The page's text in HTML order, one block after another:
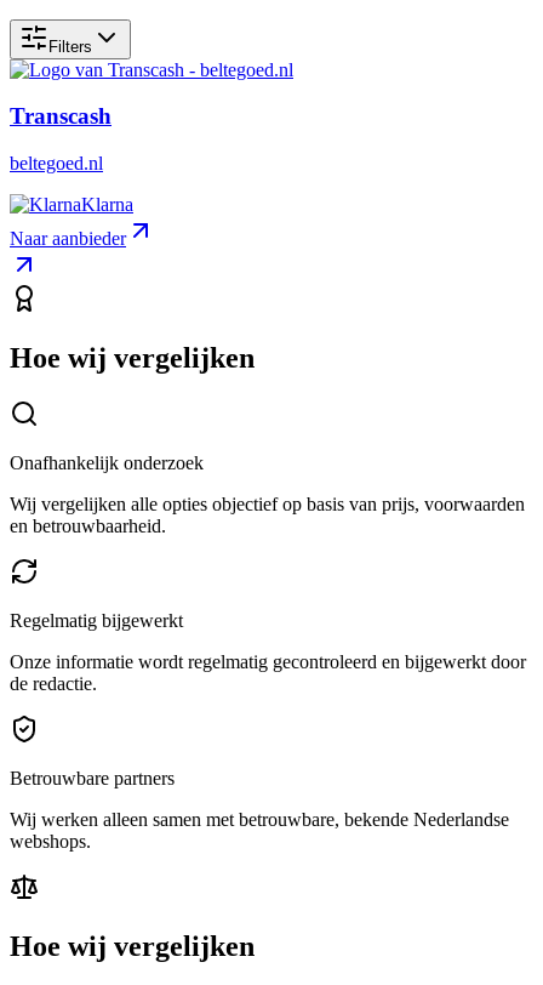
Filters
Transcash
beltegoed.nl
Klarna
Naar aanbieder
Hoe wij vergelijken
Onafhankelijk onderzoek
Wij vergelijken alle opties objectief op basis van prijs, voorwaarden
en betrouwbaarheid.
Regelmatig bijgewerkt
Onze informatie wordt regelmatig gecontroleerd en bijgewerkt door
de redactie.
Betrouwbare partners
Wij werken alleen samen met betrouwbare, bekende Nederlandse
webshops.
Hoe wij vergelijken